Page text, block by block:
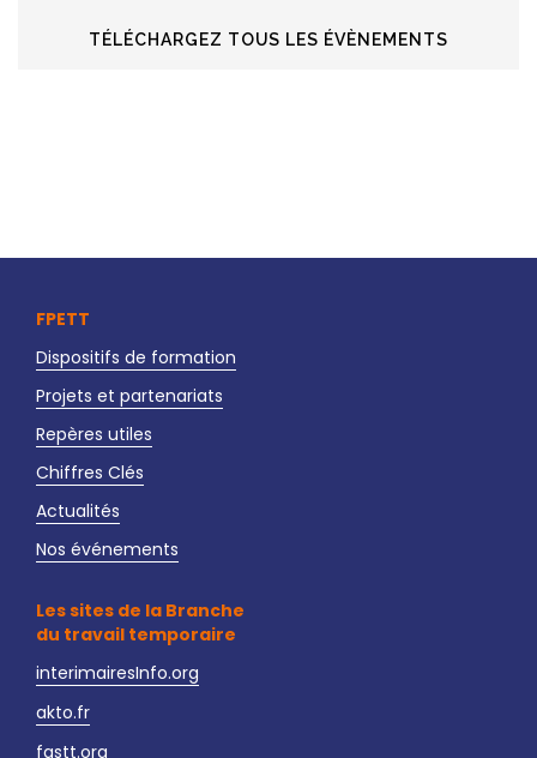
TÉLÉCHARGEZ TOUS LES ÉVÈNEMENTS
FPETT
Dispositifs de formation
Projets et partenariats
Repères utiles
Chiffres Clés
Actualités
Nos événements
Les sites de la Branche
du travail temporaire
interimairesInfo.org
akto.fr
fastt.org